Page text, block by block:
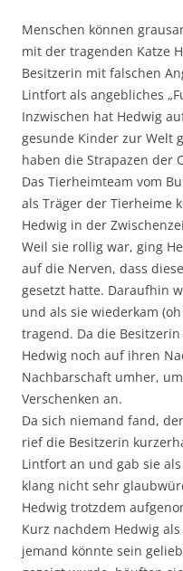
Menschen können
mit der tragenden Katze
Besitzerin mit falschen
Lintfort als angebliches
Inzwischen hat Hedwig
gesunde Kinder zur Welt
haben die Strapazen der
Das Tierheimteam vom
als Träger der Tierheime
Hedwig in der
Weil sie rollig war, ging
auf die Nerven, dass
gesetzt hatte. Daraufhin
und als sie wiederkam
tragend. Da die
Hedwig noch auf ihren
Nachbarschaft umher,
Verschenken an.
Da sich niemand fand,
rief die Besitzerin
Lintfort an und gab sie
klang nicht sehr
Hedwig trotzdem
Kurz nachdem Hedwig
jemand könnte sein